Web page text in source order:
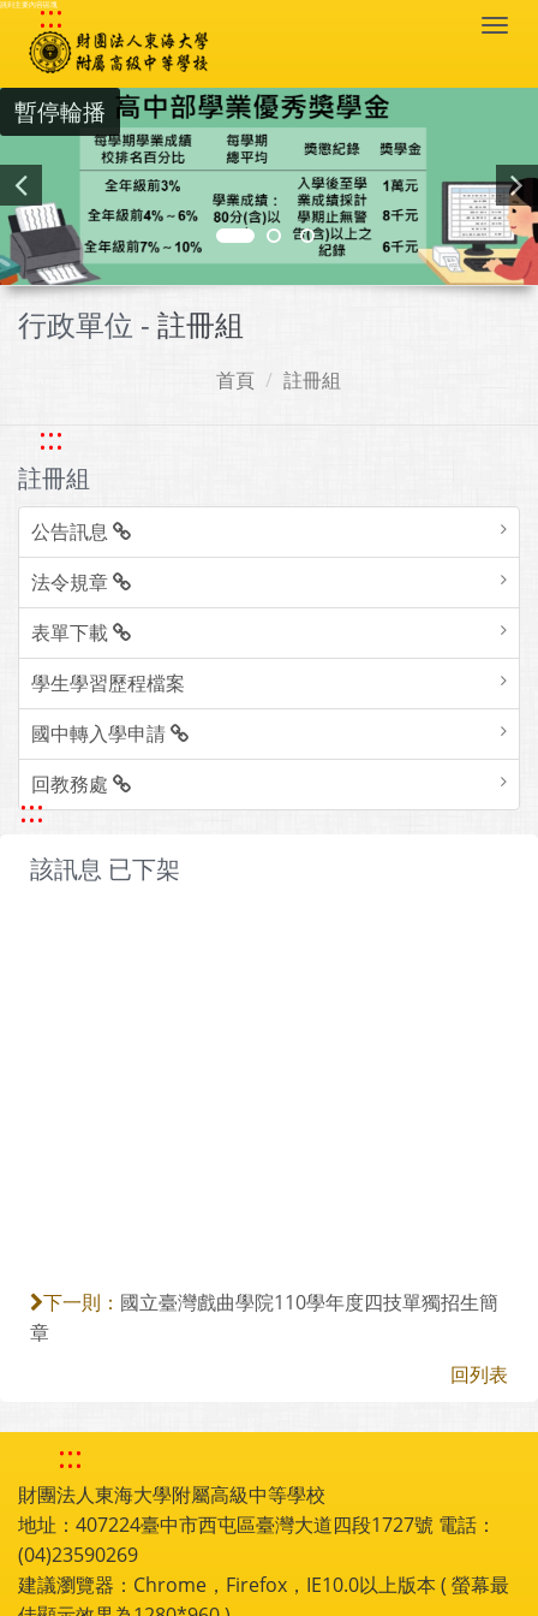
跳到主要內容區塊
:::
暫停輪播
行政單位 - 註冊組
首頁 註冊組
:::
註冊組
公告訊息
法令規章
表單下載
學生學習歷程檔案
國中轉入學申請
回教務處
:::
該訊息 已下架
下一則： 國立臺灣戲曲學院110學年度四技單獨招生簡
章
回列表
:::
財團法人東海大學附屬高級中等學校
地址：407224臺中市西屯區臺灣大道四段1727號 電話：
(04)23590269
建議瀏覽器：Chrome，Firefox，IE10.0以上版本 ( 螢幕最